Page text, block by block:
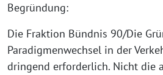
Begründung:
Die Fraktion Bündnis 90/Die
Paradigmenwechsel in der
dringend erforderlich. Nicht die